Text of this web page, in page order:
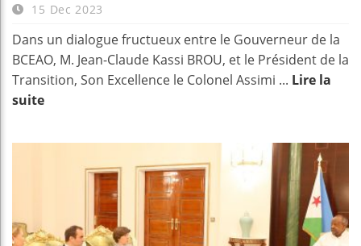
15 Dec 2023
Dans un dialogue fructueux entre le Gouverneur de la
BCEAO, M. Jean-Claude Kassi BROU, et le Président de la
Transition, Son Excellence le Colonel Assimi ... Lire la
suite